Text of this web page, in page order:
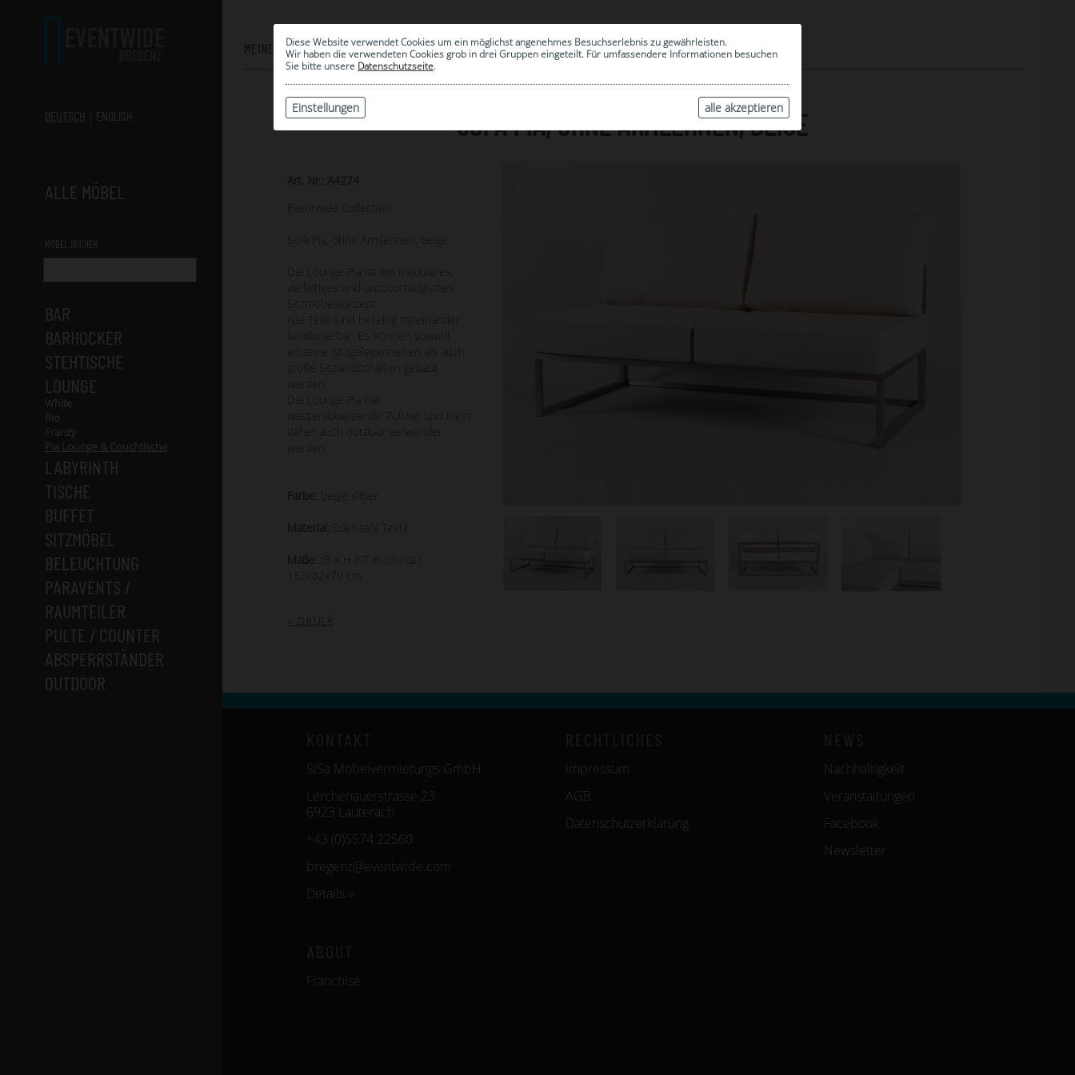
Diese Website verwendet Cookies um ein möglichst angenehmes Besuchserlebnis zu gewährleisten.
Wir haben die verwendeten Cookies grob in drei Gruppen eingeteilt. Für umfassendere Informationen besuchen
Sie bitte unsere Datenschutzseite.
alle akzeptieren
Einstellungen
DEUTSCH ENGLISH
ALLE MÖBEL
MÖBEL SUCHEN
BAR
BARHOCKER
STEHTISCHE
LOUNGE
White
Rio
Franzy
Pia Lounge & Couchtische
LABYRINTH
TISCHE
BUFFET
SITZMÖBEL
BELEUCHTUNG
PARAVENTS /
RAUMTEILER
PULTE / COUNTER
ABSPERRSTÄNDER
OUTDOOR
MEINE AUSWAHL
0
| ARCHIV
SOFA PIA, OHNE ARMLEHNEN, BEIGE
Art. Nr.: A4274
Eventwide Collection
Sofa Pia, ohne Armlehnen, beige
Die Lounge Pia ist ein modulares,
vielfältiges und outdoortaugliches
Alle Teile sind beliebig miteinander
kombinierbar. Es können sowohl
einzelne Sitzgelegenheiten als auch
große Sitzlandschaften gebaut
werden.
Die Lounge Pia hat
wasserabweisende Pölster und kann
daher auch outdoor verwendet
werden.
Farbe:
Material: Edelstahl Textil
Maße:
(B x H x T in cm, ca.)
« zurück
SiSa Möbelvermietungs GmbH
Lerchenauerstrasse 23
6923 Lauterach
+43 (0)5574 22560
bregenz@eventwide.com
Details »
Impressum
AGB
Datenschutzerklärung
Nachhaltigkeit
Veranstaltungen
Facebook
Newsletter
Franchise